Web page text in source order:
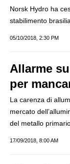
Norsk Hydro ha
stabilimento
05/10/2018, 2:30 PM
Allarme
per
La carenza di
mercato
del metallo
17/09/2018, 8:00 AM